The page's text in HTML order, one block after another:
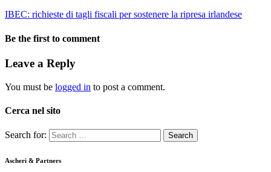
IBEC: richieste di tagli fiscali per sostenere la ripresa irlandese
Be the first to comment
Leave a Reply
You must be logged in to post a comment.
Cerca nel sito
Search for:
Ascheri & Partners